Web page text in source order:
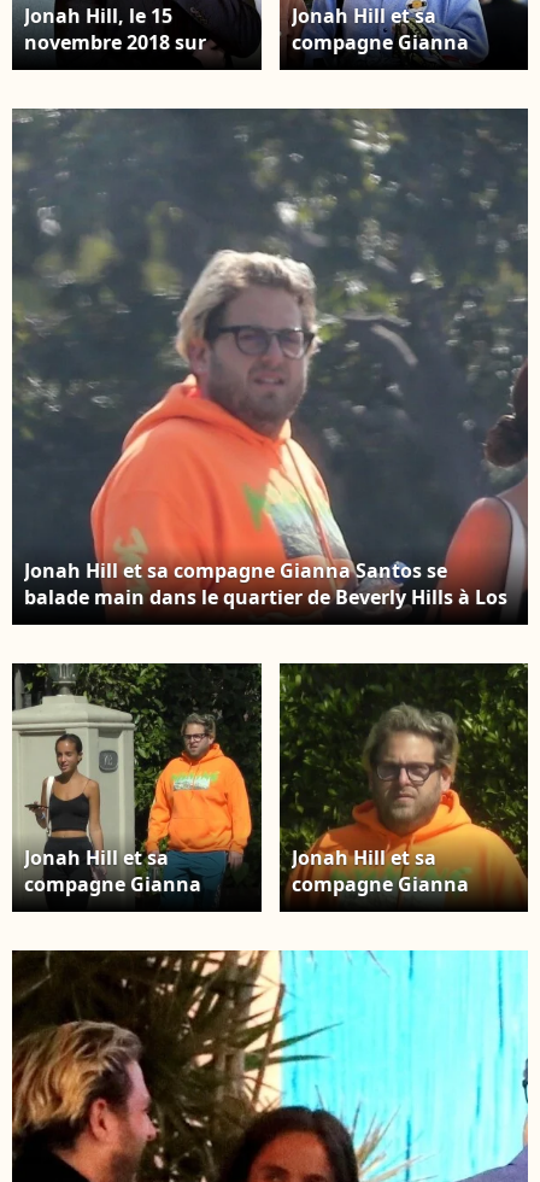
Jonah Hill, le 15
novembre 2018 sur
Instagram.
Jonah Hill et sa
compagne Gianna
Santos se tiennent la
Beverly Hills, le 15
mars 2019.
Jonah Hill et sa compagne Gianna Santos se
balade main dans le quartier de Beverly Hills à Los
Angeles, le 14 avril 2019.
Jonah Hill et sa
compagne Gianna
Santos se balade main
Beverly Hills à Los
Angeles, le 14 avril
2019.
Jonah Hill et sa
compagne Gianna
Santos se balade main
Beverly Hills à Los
Angeles, le 14 avril
2019.